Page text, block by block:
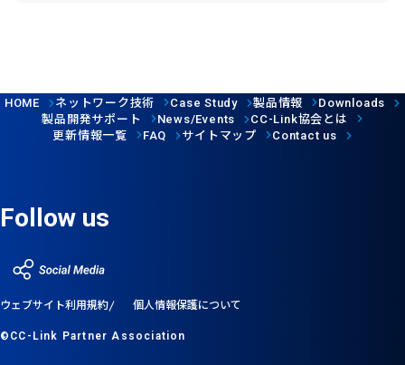
HOME ネットワーク技術 Case Study 製品情報 Downloads
製品開発サポート News/Events CC-Link協会とは
更新情報一覧
FAQ サイトマップ Contact us
Follow us
ウェブサイト利用規約 個人情報保護について
©CC-Link Partner Association